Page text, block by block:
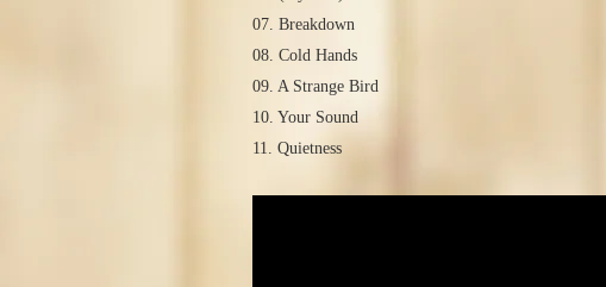
07. Breakdown
08. Cold Hands
09. A Strange Bird
10. Your Sound
11. Quietness